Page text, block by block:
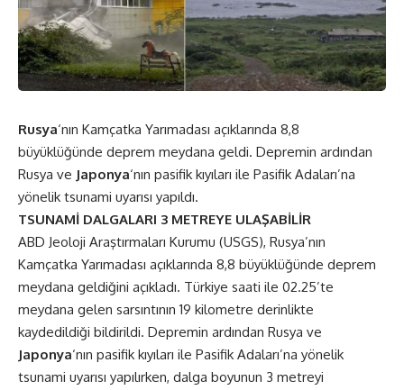
Rusya‘nın Kamçatka Yarımadası açıklarında 8,8
büyüklüğünde deprem meydana geldi. Depremin ardından
Rusya ve Japonya‘nın pasifik kıyıları ile Pasifik Adaları’na
yönelik tsunami uyarısı yapıldı.
TSUNAMİ DALGALARI 3 METREYE ULAŞABİLİR
ABD Jeoloji Araştırmaları Kurumu (USGS), Rusya’nın
Kamçatka Yarımadası açıklarında 8,8 büyüklüğünde deprem
meydana geldiğini açıkladı. Türkiye saati ile 02.25’te
meydana gelen sarsıntının 19 kilometre derinlikte
kaydedildiği bildirildi. Depremin ardından Rusya ve
Japonya‘nın pasifik kıyıları ile Pasifik Adaları’na yönelik
tsunami uyarısı yapılırken, dalga boyunun 3 metreyi